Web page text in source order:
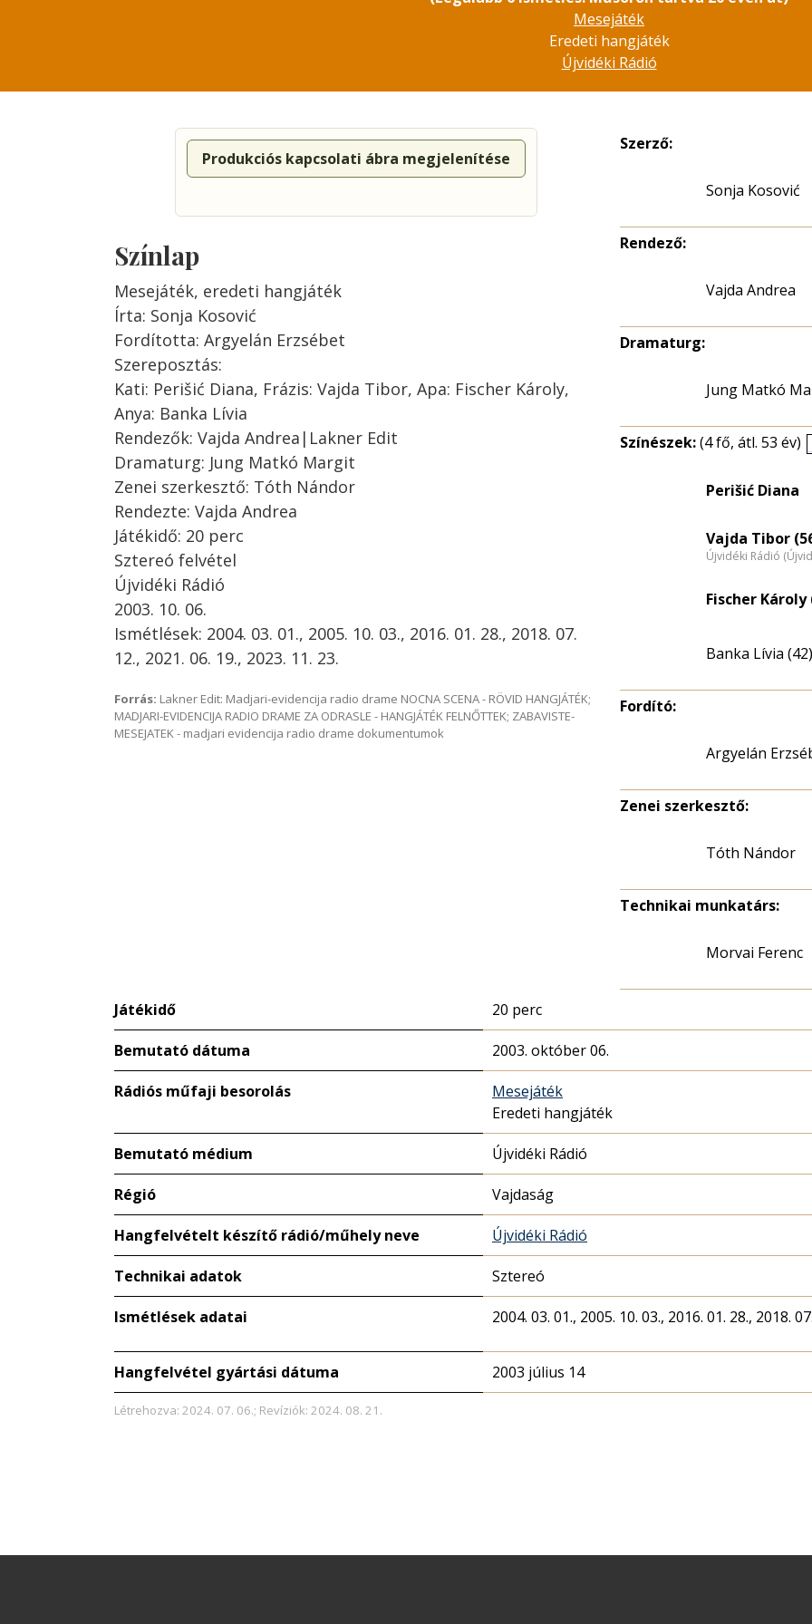
Mesejáték
Eredeti hangjáték
Újvidéki Rádió
Produkciós kapcsolati ábra megjelenítése
Színlap
Mesejáték, eredeti hangjáték
Írta: Sonja Kosović
Fordította: Argyelán Erzsébet
Szereposztás:
Kati: Perišić Diana, Frázis: Vajda Tibor, Apa: Fischer Károly,
Anya: Banka Lívia
Rendezők: Vajda Andrea|Lakner Edit
Dramaturg: Jung Matkó Margit
Zenei szerkesztő: Tóth Nándor
Rendezte: Vajda Andrea
Játékidő: 20 perc
Sztereó felvétel
Újvidéki Rádió
2003. 10. 06.
Ismétlések: 2004. 03. 01., 2005. 10. 03., 2016. 01. 28., 2018. 07.
12., 2021. 06. 19., 2023. 11. 23.
Forrás: Lakner Edit: Madjari-evidencija radio drame NOCNA SCENA - RÖVID HANGJÁTÉK;
MADJARI-EVIDENCIJA RADIO DRAME ZA ODRASLE - HANGJÁTÉK FELNŐTTEK; ZABAVISTE-
MESEJATEK - madjari evidencija radio drame dokumentumok
Szerző:
Sonja Kosović
Rendező:
Vajda Andrea
Dramaturg:
Jung Matkó
Színészek:(4 fő, átl. 53 év)
Perišić Diana
Vajda Tibor
Újvidéki Rádió
Fischer Károly
Banka Lívia (42)
Fordító:
Argyelán
Zenei szerkesztő:
Tóth Nándor
Technikai munkatárs:
Morvai Ferenc
Játékidő 20 perc
Bemutató dátuma 2003. október 06.
Rádiós műfaji besorolás
Mesejáték
Eredeti hangjáték
Bemutató médium Újvidéki Rádió
Régió Vajdaság
Hangfelvételt készítő rádió/műhely neve Újvidéki Rádió
Technikai adatok Sztereó
Ismétlések adatai 2004. 03. 01., 2005. 10. 03., 2016. 01. 28., 2018.
Hangfelvétel gyártási dátuma 2003 július 14
Létrehozva: 2024. 07. 06.; Revíziók: 2024. 08. 21.